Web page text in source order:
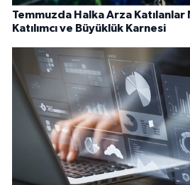
Temmuzda Halka Arza Katılanlar
Katılımcı ve Büyüklük Karnesi